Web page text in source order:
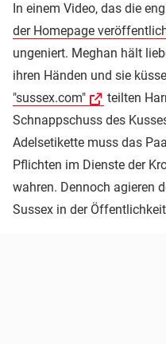
In einem Video, das die
der Homepage
ungeniert. Meghan hält
ihren Händen und sie
"sussex.com"
teilten
Schnappschuss des
Adelsetikette muss das
Pflichten im Dienste der
wahren. Dennoch agieren
Sussex in der